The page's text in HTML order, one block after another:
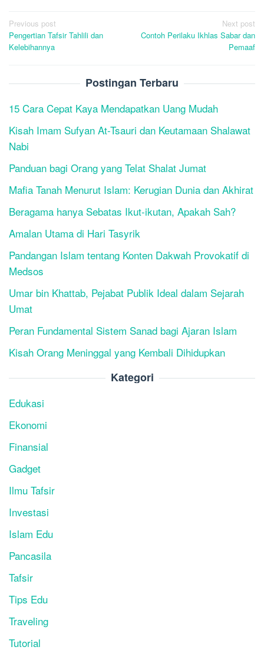
Post
navigation
Previous post
Pengertian Tafsir Tahlili dan
Kelebihannya
Next post
Contoh Perilaku Ikhlas Sabar dan
Pemaaf
Postingan Terbaru
15 Cara Cepat Kaya Mendapatkan Uang Mudah
Kisah Imam Sufyan At-Tsauri dan Keutamaan Shalawat
Nabi
Panduan bagi Orang yang Telat Shalat Jumat
Mafia Tanah Menurut Islam: Kerugian Dunia dan Akhirat
Beragama hanya Sebatas Ikut-ikutan, Apakah Sah?
Amalan Utama di Hari Tasyrik
Pandangan Islam tentang Konten Dakwah Provokatif di
Medsos
Umar bin Khattab, Pejabat Publik Ideal dalam Sejarah
Umat
Peran Fundamental Sistem Sanad bagi Ajaran Islam
Kisah Orang Meninggal yang Kembali Dihidupkan
Kategori
Edukasi
Ekonomi
Finansial
Gadget
Ilmu Tafsir
Investasi
Islam Edu
Pancasila
Tafsir
Tips Edu
Traveling
Tutorial